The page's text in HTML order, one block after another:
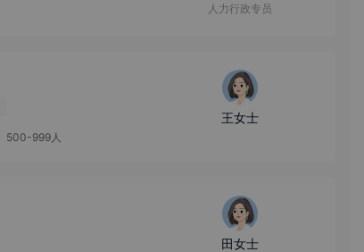
人力行政专员
500-999人
王女士
田女士